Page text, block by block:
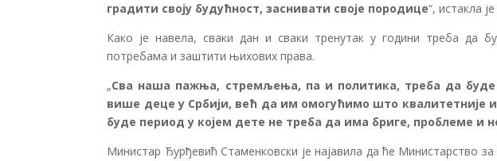
градити своју будућност, заснивати своје породице“, истакла
Како је навела, сваки дан и сваки тренутак у години треба да
потребама и заштити њихових права.
„Сва наша пажња, стремљења, па и политика, треба да
више деце у Србији, већ да им омогућимо што квалитетније
буде период у којем дете не треба да има бриге, проблеме и
Министар Ђурђевић Стаменковски је најавила да ће Министарство